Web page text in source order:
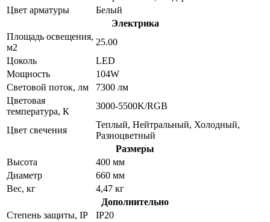
Цвет арматуры
Белый
Электрика
Площадь освещения,
м2
25.00
Цоколь
LED
Мощность
104W
Световой поток, лм
7300 лм
Цветовая
температура, К
3000-5500K/RGB
Цвет свечения
Теплый, Нейтральный, Холодный,
Разноцветный
Размеры
Высота
400 мм
Диаметр
660 мм
Вес, кг
4,47 кг
Дополнительно
Степень защиты, IP
IP20